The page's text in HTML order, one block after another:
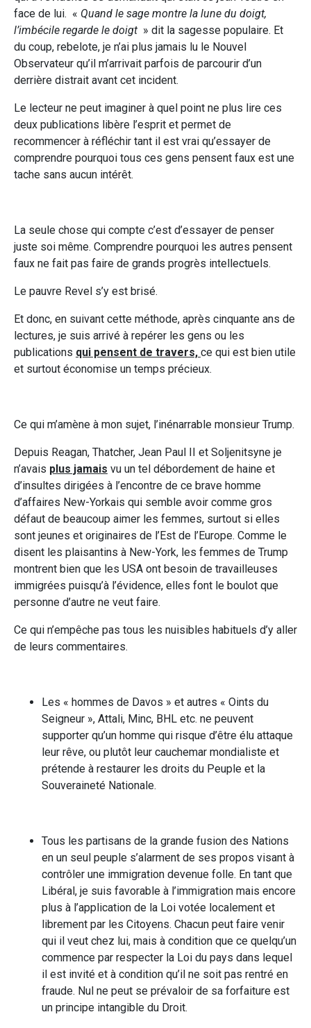
face de lui. « Quand le sage montre la lune du doigt,
l’imbécile regarde le doigt » dit la sagesse populaire. Et
du coup, rebelote, je n’ai plus jamais lu le Nouvel
Observateur qu’il m’arrivait parfois de parcourir d’un
derrière distrait avant cet incident.
Le lecteur ne peut imaginer à quel point ne plus lire ces
deux publications libère l’esprit et permet de
recommencer à réfléchir tant il est vrai qu’essayer de
comprendre pourquoi tous ces gens pensent faux est une
tache sans aucun intérêt.
La seule chose qui compte c’est d’essayer de penser
juste soi même. Comprendre pourquoi les autres pensent
faux ne fait pas faire de grands progrès intellectuels.
Le pauvre Revel s’y est brisé.
Et donc, en suivant cette méthode, après cinquante ans de
lectures, je suis arrivé à repérer les gens ou les
publications qui pensent de travers, ce qui est bien utile
et surtout économise un temps précieux.
Ce qui m’amène à mon sujet, l’inénarrable monsieur Trump.
Depuis Reagan, Thatcher, Jean Paul II et Soljenitsyne je
n’avais plus jamais vu un tel débordement de haine et
d’insultes dirigées à l’encontre de ce brave homme
d’affaires New-Yorkais qui semble avoir comme gros
défaut de beaucoup aimer les femmes, surtout si elles
sont jeunes et originaires de l’Est de l’Europe. Comme le
disent les plaisantins à New-York, les femmes de Trump
montrent bien que les USA ont besoin de travailleuses
immigrées puisqu’à l’évidence, elles font le boulot que
personne d’autre ne veut faire.
Ce qui n’empêche pas tous les nuisibles habituels d’y aller
de leurs commentaires.
Les « hommes de Davos » et autres « Oints du
Seigneur », Attali, Minc, BHL etc. ne peuvent
supporter qu’un homme qui risque d’être élu attaque
leur rêve, ou plutôt leur cauchemar mondialiste et
prétende à restaurer les droits du Peuple et la
Souveraineté Nationale.
Tous les partisans de la grande fusion des Nations
en un seul peuple s’alarment de ses propos visant à
contrôler une immigration devenue folle. En tant que
Libéral, je suis favorable à l’immigration mais encore
plus à l’application de la Loi votée localement et
librement par les Citoyens. Chacun peut faire venir
qui il veut chez lui, mais à condition que ce quelqu’un
commence par respecter la Loi du pays dans lequel
il est invité et à condition qu’il ne soit pas rentré en
fraude. Nul ne peut se prévaloir de sa forfaiture est
un principe intangible du Droit.